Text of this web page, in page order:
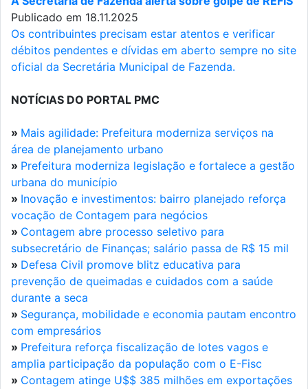
Publicado em 18.11.2025
Os contribuintes precisam estar atentos e verificar
débitos pendentes e dívidas em aberto sempre no site
oficial da Secretária Municipal de Fazenda.
NOTÍCIAS DO PORTAL PMC
» Mais agilidade: Prefeitura moderniza serviços na
área de planejamento urbano
» Prefeitura moderniza legislação e fortalece a gestão
urbana do município
» Inovação e investimentos: bairro planejado reforça
vocação de Contagem para negócios
» Contagem abre processo seletivo para
subsecretário de Finanças; salário passa de R$ 15 mil
» Defesa Civil promove blitz educativa para
prevenção de queimadas e cuidados com a saúde
durante a seca
» Segurança, mobilidade e economia pautam encontro
com empresários
» Prefeitura reforça fiscalização de lotes vagos e
amplia participação da população com o E-Fisc
» Contagem atinge U$$ 385 milhões em exportações